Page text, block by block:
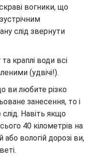
вогники, що
слід звернути
краплі води всі
(удвічі!).
ви любите різко
занесення, то і
Навіть якщо
40 кілометрів на
або вологій дорозі ви,